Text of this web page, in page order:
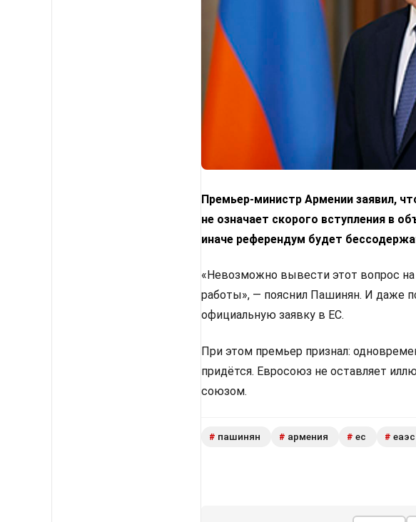
Премьер-министр Армении заявил,
не означает скорого вступления в
иначе референдум будет
«Невозможно вывести этот вопрос
работы», — пояснил Пашинян. И даже
официальную заявку в ЕС.
При этом премьер признал:
придётся. Евросоюз не оставляет
союзом.
# пашинян # армения # ес # еаэс